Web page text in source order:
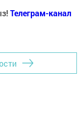
Телеграм-канал